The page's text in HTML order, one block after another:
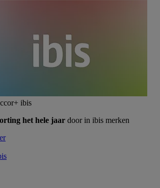
ibis
het hele jaar door in ibis merken